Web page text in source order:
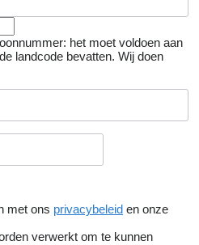
het moet voldoen aan
landcode bevatten. Wij doen
met ons privacybeleid en onze
verwerkt om te kunnen